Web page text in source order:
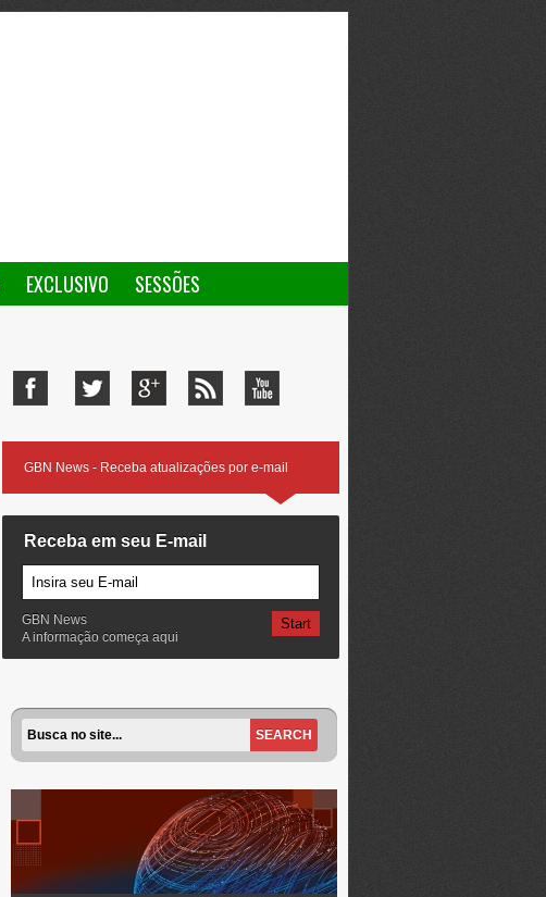
EXCLUSIVO
SESSÕES
GBN News - Receba atualizações por e-mail
Receba em seu E-mail
GBN News
A informação começa aqui